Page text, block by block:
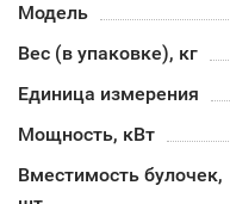
Модель
Вес (в упаковке), кг
Единица измерения
Мощность, кВт
Вместимость булочек,